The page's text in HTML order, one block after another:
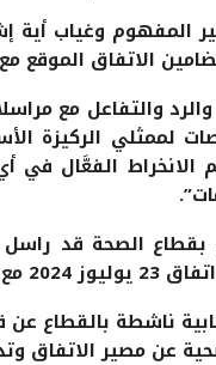
المفهوم وغياب أية
الاتفاق الموقع
والتفاعل مع
لممثلي الركيزة
الفعَّال في
الصحة قد راسل
ناشطة بالقطاع عن
عن مصير الاتفاق